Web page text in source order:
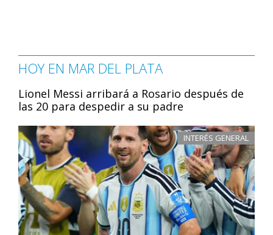
HOY EN MAR DEL PLATA
Lionel Messi arribará a Rosario después de
las 20 para despedir a su padre
INTERÉS GENERAL